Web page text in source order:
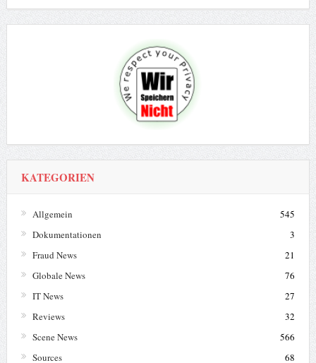
KATEGORIEN
Allgemein
545
Dokumentationen
3
Fraud News
21
Globale News
76
IT News
27
Reviews
32
Scene News
566
Sources
68